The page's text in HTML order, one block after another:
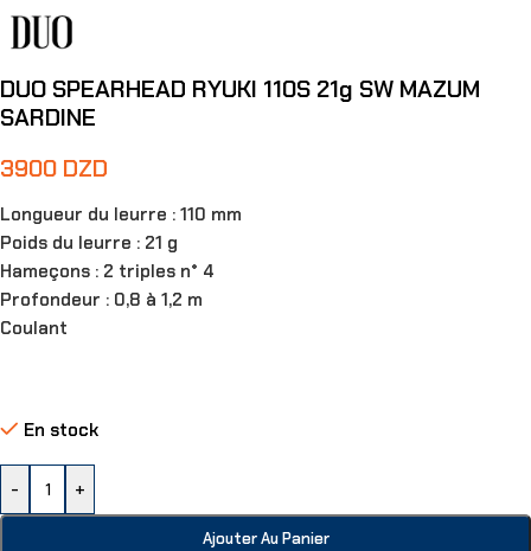
DUO SPEARHEAD RYUKI 110S 21g SW MAZUM
SARDINE
3900 DZD
Longueur du leurre : 110 mm
Poids du leurre : 21 g
Hameçons : 2 triples n° 4
Profondeur : 0,8 à 1,2 m
Coulant
En stock
- +
Ajouter Au Panier